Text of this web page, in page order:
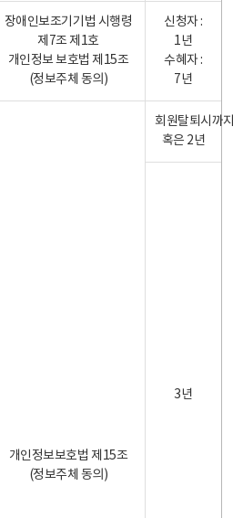
장애인보조기기법 시행령
제7조 제1호
개인정보 보호법 제15조
(정보주체 동의)
신청자 :
1년
수혜자 :
7년
개인정보보호법 제15조
(정보주체 동의)
회원탈퇴시까
혹은 2년
3년